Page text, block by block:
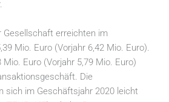
Gesellschaft erreichten im
Mio. Euro (Vorjahr 6,42 Mio. Euro).
Euro (Vorjahr 5,79 Mio. Euro)
Die
sich im Geschäftsjahr 2020 leicht